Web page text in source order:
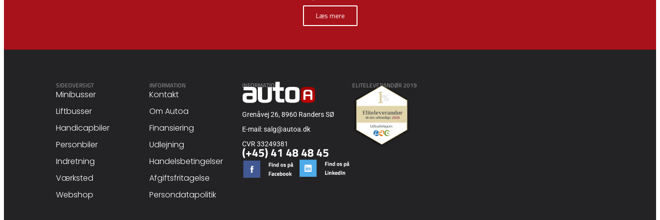
Læs mere
SIDEOVERSIGT
Minibusser
Liftbusser
Handicapbiler
Personbiler
Indretning
Værksted
Webshop
INFORMATION
Kontakt
Om Autoa
Finansiering
Udlejning
Handelsbetingelser
Afgiftsfritagelse
Persondatapolitik
INFORMATION
Grenåvej 26, 8960 Randers SØ
E-mail: salg@autoa.dk
CVR 33249381
(+45) 41 48 48 45
ELITELEVERANDØR 2019